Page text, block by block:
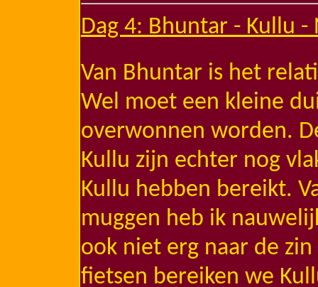
Dag 4: Bhuntar - Kullu -
Van Bhuntar is het
Wel moet een kleine
overwonnen worden.
Kullu zijn echter nog
Kullu hebben bereikt.
muggen heb ik
ook niet erg naar de
fietsen bereiken we